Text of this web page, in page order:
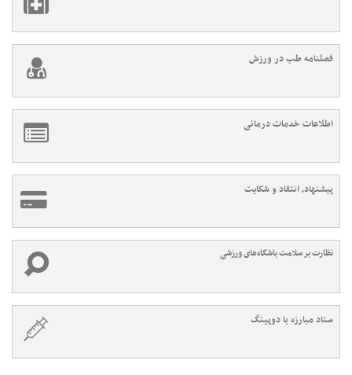
فصلنامه طب در ورزش
اطلاعات خدمات درمانی
پیشنهاد، انتقاد و شکایت
نظارت بر سلامت باشگاه‌های ورزشی
ستاد مبارزه با دوپینگ